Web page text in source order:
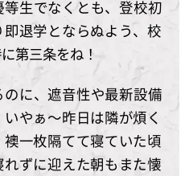
生でなくとも、登校初
退学とならぬよう、校
第三条をね！
に、遮音性や最新設備
やぁ～昨日は隣が煩く
一枚隔てて寝ていた頃
ずに迎えた朝もまた懐